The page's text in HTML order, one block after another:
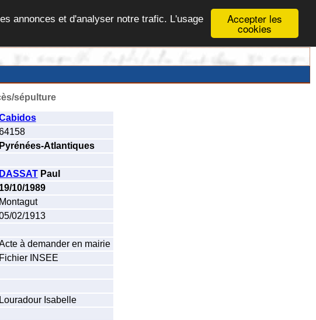
Accepter les
cookies
annonces et d'analyser notre trafic. L'usage
sépulture
Pyrénées-Atlantiques
DASSAT Paul
19/10/1989
Montagut
02/1913
à demander en mairie
Fichier INSEE
Louradour Isabelle